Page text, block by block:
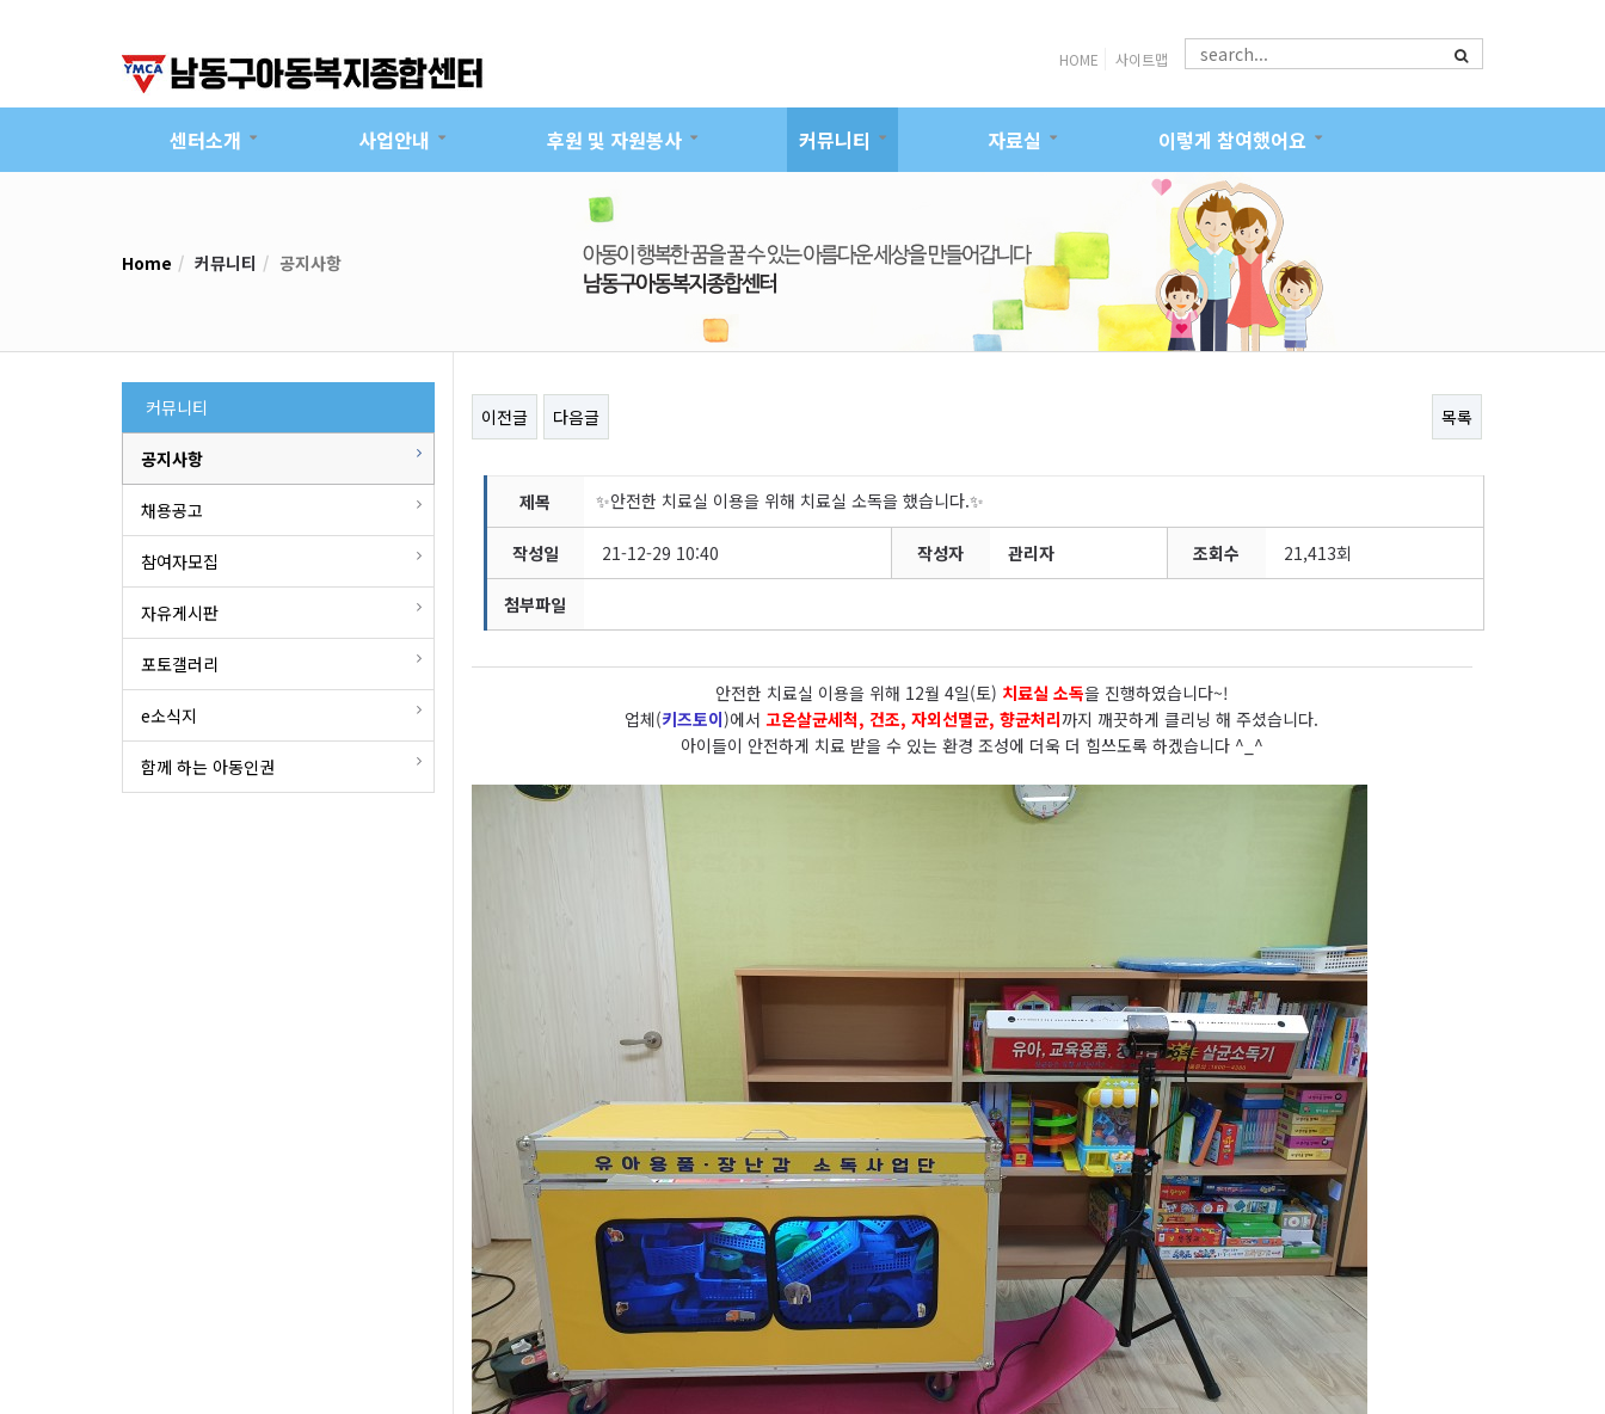
HOME 사이트맵
센터소개 사업안내 후원 및 자원봉사 커뮤니티 자료실 이렇게 참여했어요
Home 커뮤니티 공지사항
커뮤니티
공지사항
채용공고
참여자모집
자유게시판
포토갤러리
e소식지
함께 하는 아동인권
이전글 다음글 목록
제목 ✨안전한 치료실 이용을 위해 치료실 소독을 했습니다.✨
작성일 21-12-29 10:40 작성자 관리자 조회수 21,413회
첨부파일
안전한 치료실 이용을 위해 12월 4일(토) 치료실 소독을 진행하였습니다~!
업체(키즈토이)에서 고온살균세척, 건조, 자외선멸균, 향균처리까지 깨끗하게 클리닝 해 주셨습니다.
아이들이 안전하게 치료 받을 수 있는 환경 조성에 더욱 더 힘쓰도록 하겠습니다 ^_^